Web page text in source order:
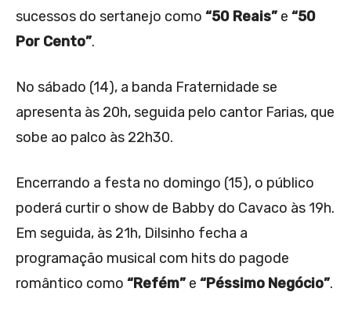
sucessos do sertanejo como “50 Reais” e “50
Por Cento”.
No sábado (14), a banda Fraternidade se
apresenta às 20h, seguida pelo cantor Farias, que
sobe ao palco às 22h30.
Encerrando a festa no domingo (15), o público
poderá curtir o show de Babby do Cavaco às 19h.
Em seguida, às 21h, Dilsinho fecha a
programação musical com hits do pagode
romântico como “Refém” e “Péssimo Negócio”.